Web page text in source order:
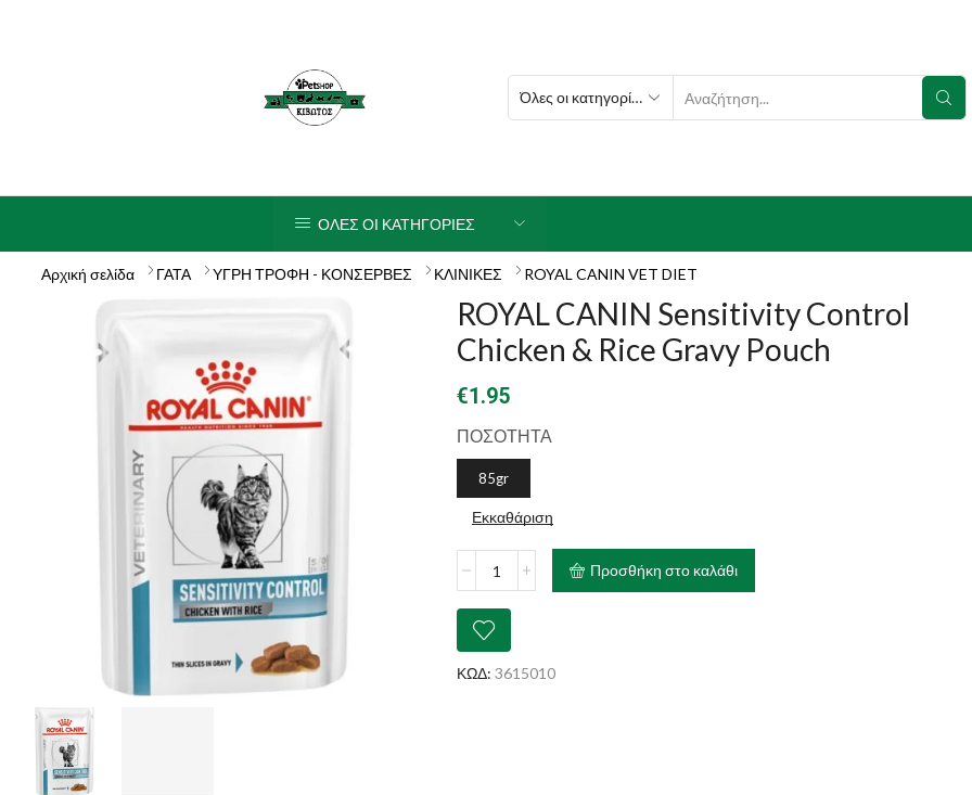
SEARCH
ΟΛΕΣ ΟΙ ΚΑΤΗΓΟΡΙΕΣ
Αρχική σελίδα ΓΑΤΑ ΥΓΡΗ ΤΡΟΦΗ - ΚΟΝΣΕΡΒΕΣ ΚΛΙΝΙΚΕΣ ROYAL CANIN VET DIET
ROYAL CANIN Sensitivity Control
Chicken & Rice Gravy Pouch
€1.95
ΠΟΣΟΤΗΤΑ
85gr
Εκκαθάριση
CANIN
Control
Chicken
&
Προσθήκη στο καλάθι
ΚΩΔ: 3615010